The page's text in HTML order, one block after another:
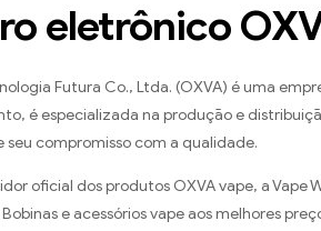
eletrônico
Futura Co., Ltda. (OXVA) é uma
é especializada na produção e
seu compromisso com a qualidade.
oficial dos produtos OXVA vape, a
e acessórios vape aos melhores